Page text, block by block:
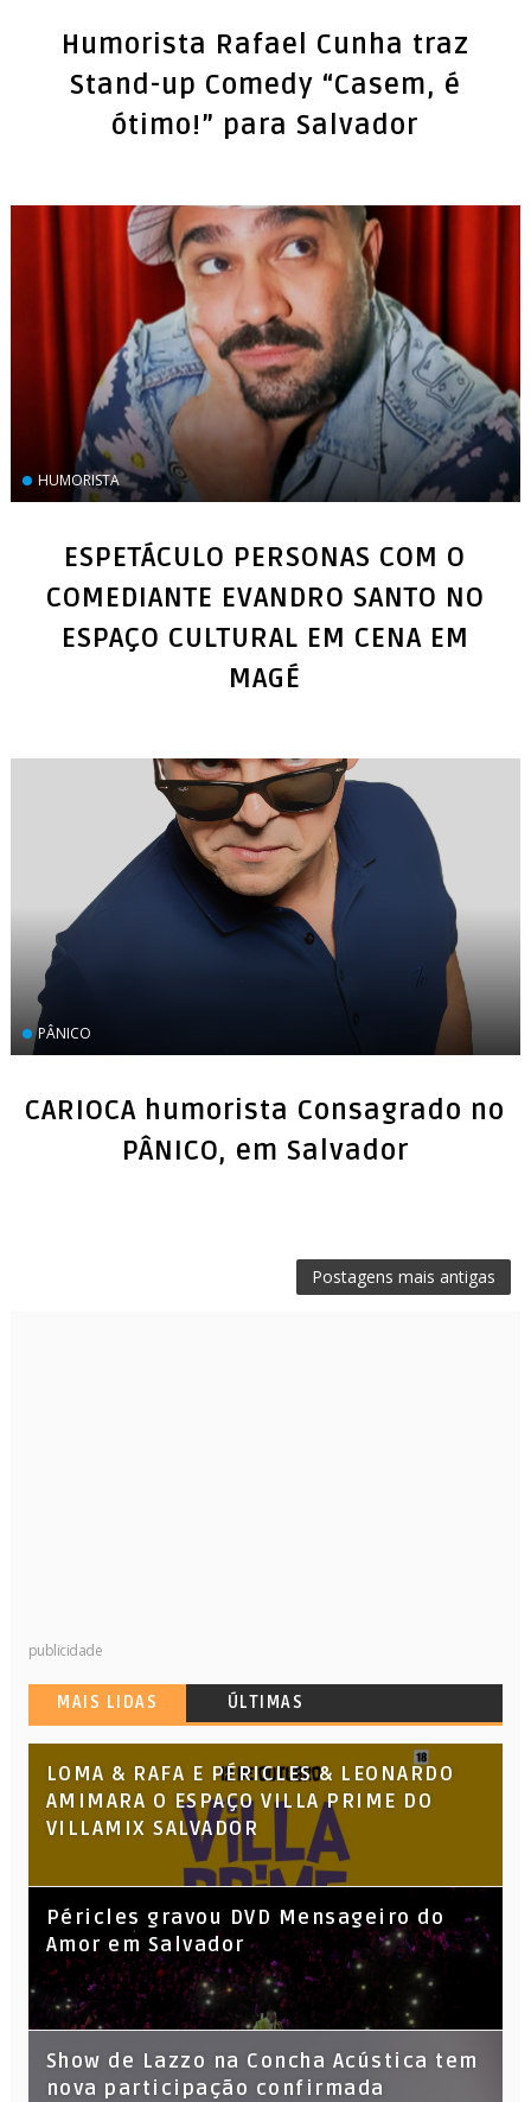
Humorista Rafael Cunha traz
Stand-up Comedy “Casem, é
ótimo!” para Salvador
HUMORISTA
ESPETÁCULO PERSONAS COM O
COMEDIANTE EVANDRO SANTO NO
ESPAÇO CULTURAL EM CENA EM
MAGÉ
PÂNICO
CARIOCA humorista Consagrado no
PÂNICO, em Salvador
Postagens mais antigas
publicidade
MAIS LIDAS ÚLTIMAS
LOMA & RAFA E PÉRICLES & LEONARDO
AMIMARA O ESPAÇO VILLA PRIME DO
VILLAMIX SALVADOR
Péricles gravou DVD Mensageiro do
Amor em Salvador
Show de Lazzo na Concha Acústica tem
nova participação confirmada